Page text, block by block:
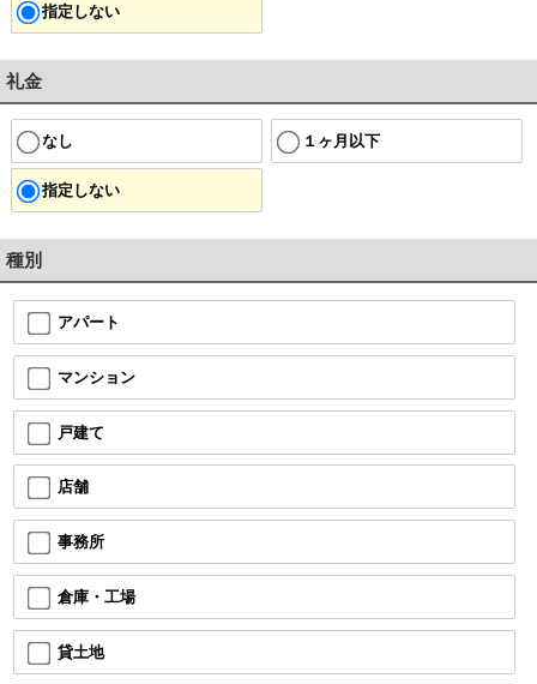
指定しない
礼金
なし １ヶ月以下
指定しない
種別
アパート
マンション
戸建て
店舗
事務所
倉庫・工場
貸土地